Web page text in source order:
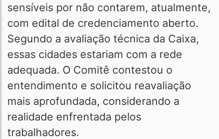
sensíveis por não contarem, atualmente,
com edital de credenciamento aberto.
Segundo a avaliação técnica da Caixa,
essas cidades estariam com a rede
adequada. O Comitê contestou o
entendimento e solicitou reavaliação
mais aprofundada, considerando a
realidade enfrentada pelos
trabalhadores.